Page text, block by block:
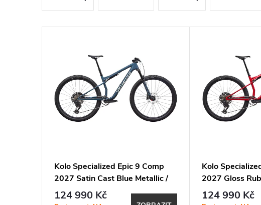
e
n
Kolo Specialized Epic 9 Comp
2027 Satin Cast Blue Metallic /
White
124 990 Kč
Kolo
2027 Gloss
Metallic White
124 990 Kč